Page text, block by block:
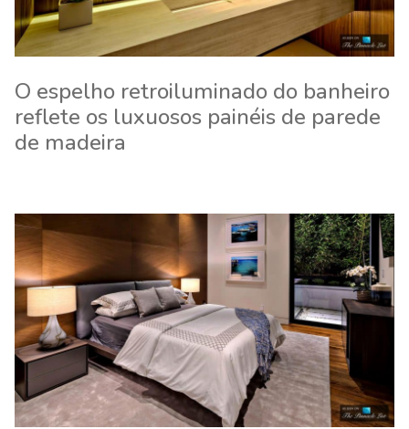
O espelho retroiluminado do banheiro
reflete os luxuosos painéis de parede
de madeira